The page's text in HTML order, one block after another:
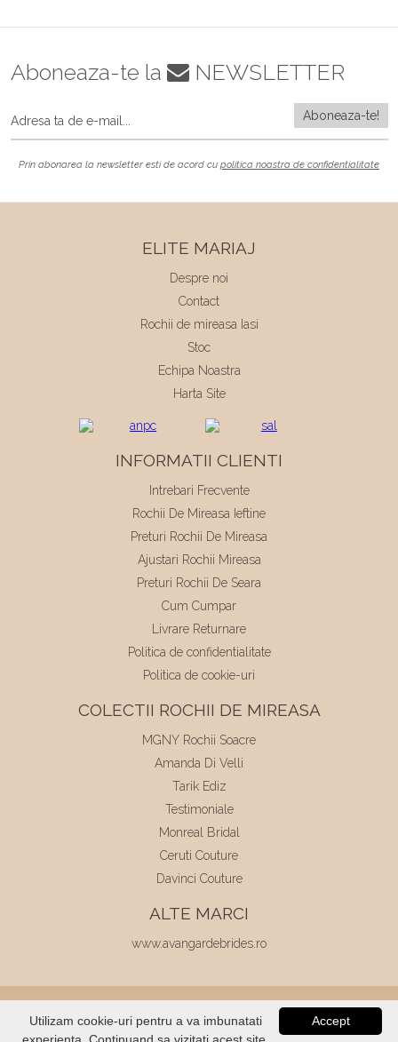
Aboneaza-te la NEWSLETTER
Prin abonarea la newsletter esti de acord cu politica noastra de confidentialitate
ELITE MARIAJ
Despre noi
Contact
Rochii de mireasa Iasi
Stoc
Echipa Noastra
Harta Site
INFORMATII CLIENTI
Intrebari Frecvente
Rochii De Mireasa Ieftine
Preturi Rochii De Mireasa
Ajustari Rochii Mireasa
Preturi Rochii De Seara
Cum Cumpar
Livrare Returnare
Politica de confidentialitate
Politica de cookie-uri
COLECTII ROCHII DE MIREASA
MGNY Rochii Soacre
Amanda Di Velli
Tarik Ediz
Testimoniale
Monreal Bridal
Ceruti Couture
Davinci Couture
ALTE MARCI
www.avangardebrides.ro
© 2026Elite Mariaj | Toate drepturile
rezervate
Dezvoltat de Voitin.com
Accept
Utilizam cookie-uri pentru a va imbunatati